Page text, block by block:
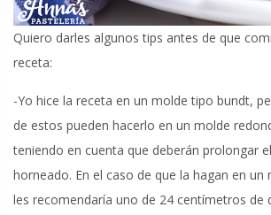
Quiero darles algunos tips antes de que
receta:
-Yo hice la receta en un molde tipo bundt,
de estos pueden hacerlo en un molde
teniendo en cuenta que deberán prolongar
horneado. En el caso de que la hagan en
les recomendaría uno de 24 centímetros de